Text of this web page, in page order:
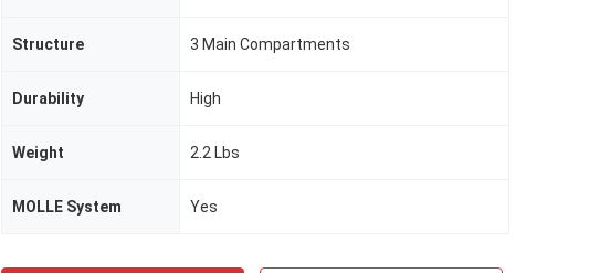
Structure 3 Main Compartments
Durability High
Weight 2.2 Lbs
MOLLE System Yes